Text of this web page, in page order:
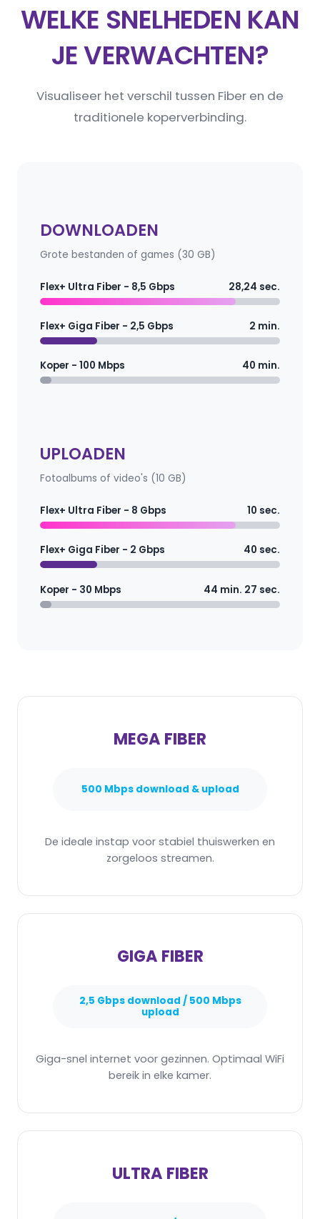
WELKE SNELHEDEN KAN
JE VERWACHTEN?
Visualiseer het verschil tussen Fiber en de
traditionele koperverbinding.
DOWNLOADEN
Grote bestanden of games (30 GB)
Flex+ Ultra Fiber - 8,5 Gbps 28,24 sec.
Flex+ Giga Fiber - 2,5 Gbps 2 min.
Koper - 100 Mbps 40 min.
UPLOADEN
Fotoalbums of video's (10 GB)
Flex+ Ultra Fiber - 8 Gbps 10 sec.
Flex+ Giga Fiber - 2 Gbps 40 sec.
Koper - 30 Mbps 44 min. 27 sec.
MEGA FIBER
500 Mbps download & upload
De ideale instap voor stabiel thuiswerken en
zorgeloos streamen.
GIGA FIBER
2,5 Gbps download / 500 Mbps
upload
Giga-snel internet voor gezinnen. Optimaal WiFi
bereik in elke kamer.
ULTRA FIBER